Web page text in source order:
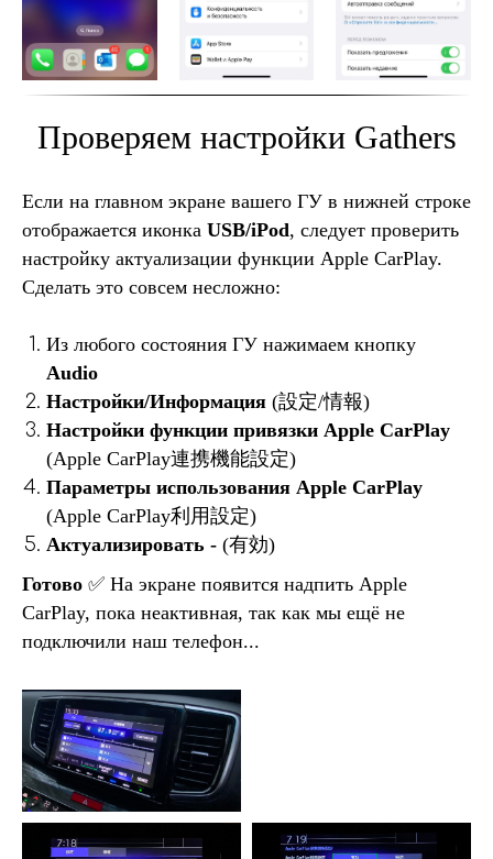
Проверяем настройки Gathers
Если на главном экране вашего ГУ в нижней строке
отображается иконка USB/iPod, следует проверить
настройку актуализации функции Apple CarPlay.
Сделать это совсем несложно:
Из любого состояния ГУ нажимаем кнопку
Audio
Настройки/Информация (設定/情報)
Настройки функции привязки Apple CarPlay
(Apple CarPlay連携機能設定)
Параметры использования Apple CarPlay
(Apple CarPlay利用設定)
Актуализировать - (有効)
Готово ✅ На экране появится надпить Apple
CarPlay, пока неактивная, так как мы ещё не
подключили наш телефон...